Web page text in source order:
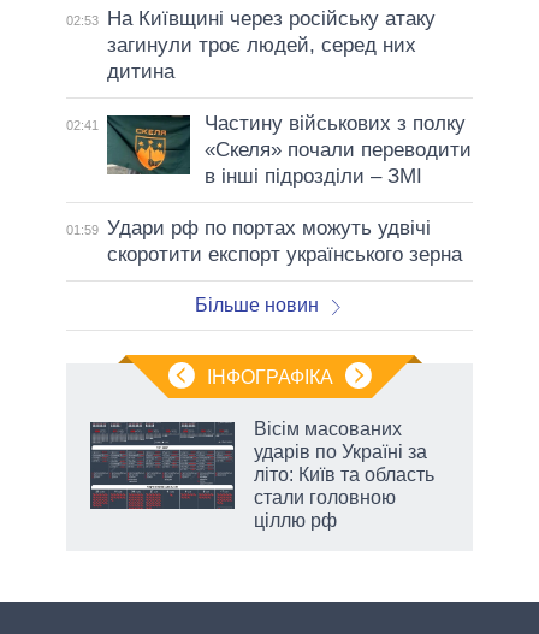
02:53
На Київщині через російську атаку
загинули троє людей, серед них
дитина
02:41
Частину військових з полку
«Скеля» почали переводити
в інші підрозділи – ЗМІ
01:59 Удари рф по портах можуть удвічі
скоротити експорт українського зерна
Більше новин
ІНФОГРАФІКА
Вісім масованих
ударів по Україні за
літо: Київ та область
стали головною
ціллю рф